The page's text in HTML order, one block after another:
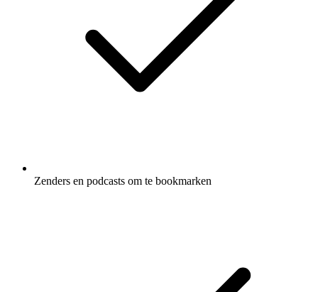
Zenders en podcasts om te bookmarken